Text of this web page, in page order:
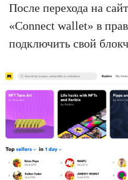
После перехода на
«Connect wallet» в
подключить свой